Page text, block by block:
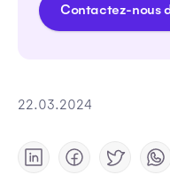
22.03.2024
Contactez-nous